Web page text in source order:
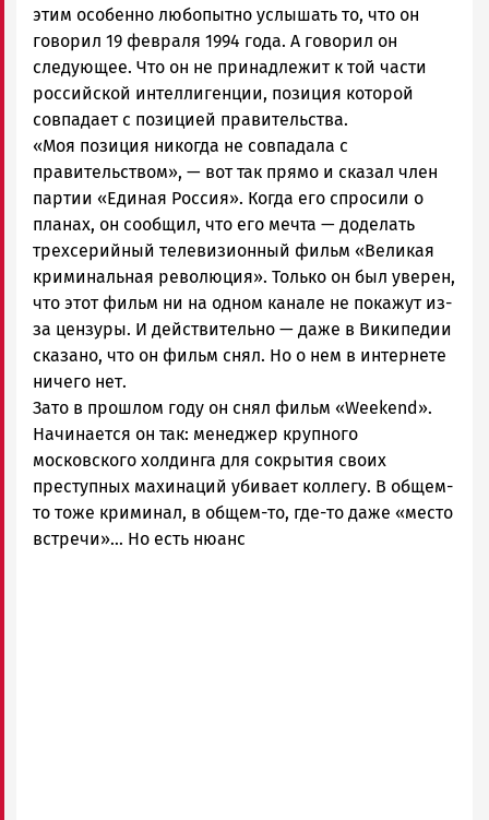
этим особенно любопытно услышать то, что он
говорил 19 февраля 1994 года. А говорил он
следующее. Что он не принадлежит к той части
российской интеллигенции, позиция которой
совпадает с позицией правительства.
«Моя позиция никогда не совпадала с
правительством», — вот так прямо и сказал член
партии «Единая Россия». Когда его спросили о
планах, он сообщил, что его мечта — доделать
трехсерийный телевизионный фильм «Великая
криминальная революция». Только он был уверен,
что этот фильм ни на одном канале не покажут из-
за цензуры. И действительно — даже в Википедии
сказано, что он фильм снял. Но о нем в интернете
ничего нет.
Зато в прошлом году он снял фильм «Weekend».
Начинается он так: менеджер крупного
московского холдинга для сокрытия своих
преступных махинаций убивает коллегу. В общем-
то тоже криминал, в общем-то, где-то даже «место
встречи»… Но есть нюанс